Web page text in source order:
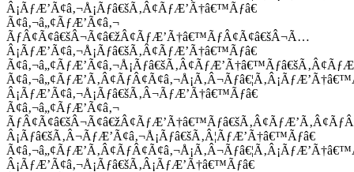
Â¡ÃƒÆ’Ã¢â‚¬Å¡Ãƒâ€šÃ‚Â¢ÃƒÆ’Ã†â€™Ãƒâ€
Ã¢â‚¬â„¢ÃƒÆ’Ã¢â‚¬
ÃƒÂ¢Ã¢â€šÂ¬Ã¢â€žÂ¢ÃƒÆ’Ã†â€™ÃƒÂ¢Ã¢â€šÂ¬Ã…
Â¡ÃƒÆ’Ã¢â‚¬Å¡Ãƒâ€šÃ‚Â¢ÃƒÆ’Ã†â€™Ãƒâ€
Â¡ÃƒÆ’Ã¢â‚¬Å¡Ãƒâ€šÃ‚Â¬ÃƒÆ’Ã†â€™Ãƒâ€
Ã¢â‚¬â„¢ÃƒÆ’Ã¢â‚¬
Â¡Ãƒâ€šÃ‚Â¬ÃƒÆ’Ã¢â‚¬Å¡Ãƒâ€šÃ‚Â¦ÃƒÆ’Ã†â€™Ãƒâ€
Â¡ÃƒÆ’Ã¢â‚¬Å¡Ãƒâ€šÃ‚Â¡ÃƒÆ’Ã†â€™Ãƒâ€